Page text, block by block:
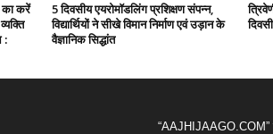
का करें
:
5 दिवसीय एयरोमॉडलिंग प्रशिक्षण संपन्न,
विद्यार्थियों ने सीखे विमान निर्माण एवं उड़ान के
वैज्ञानिक सिद्धांत
“AAJHIJAAGO.COM”